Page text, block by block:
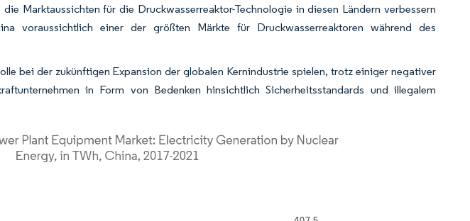
Marktaussichten für die Druckwasserreaktor-Technologie in diesen Ländern verbessern
voraussichtlich einer der größten Märkte für Druckwasserreaktoren während des
bei der zukünftigen Expansion der globalen Kernindustrie spielen, trotz einiger negativer
in Form von Bedenken hinsichtlich Sicherheitsstandards und illegalem